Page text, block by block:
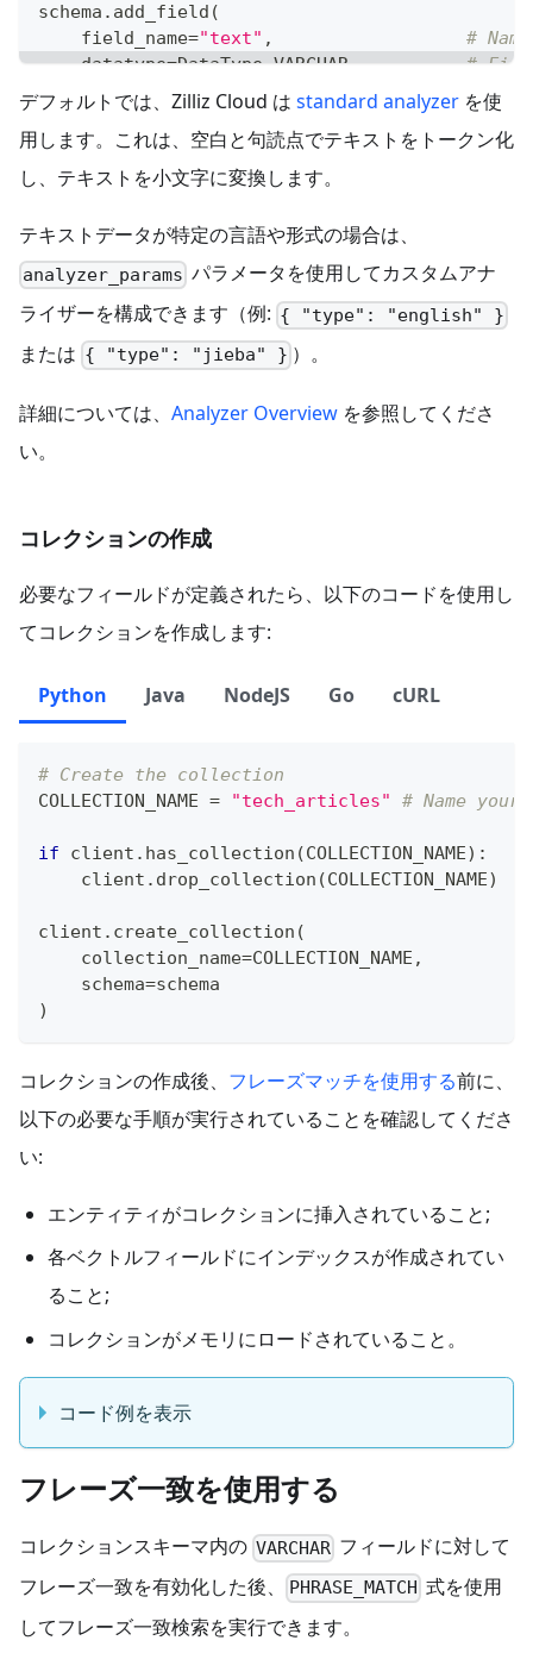
schema . add_field (
    field_name
="text" ,
#
    datatype
=DataType.VARCHAR,
#
    max_length
=1000
#
    enable_analyzer
True
#
    enable_match
=True,
#
# Optional: Use a custom analyzer for
# Add a vector field for embeddings
schema
add_field
    field_name
="embeddings",
    datatype
= DataType. FLOAT_VECTOR
)
デフォルトでは、Zilliz Cloud は standard analyzer を使
用します。これは、空白と句読点でテキストをトークン化
し、テキストを小文字に変換します。
テキストデータが特定の言語や形式の場合は、
analyzer_params パラメータを使用してカスタムアナ
ライザーを構成できます（例: { "type": "english" }
または { "type": "jieba" } ）。
詳細については、 Analyzer Overview を参照してくださ
い。
コレクションの作成
必要なフィールドが定義されたら、以下のコードを使用し
てコレクションを作成します:
Python Java NodeJS Go cURL
# Create the collection
COLLECTION_NAME = "tech_articles" # Name
if client . has_collection (COLLECTION_NAME) :
    client
. drop_collection (COLLECTION_NAME)
client . create_collection (
    collection_name
=COLLECTION_NAME ,
    schema
=schema
)
コレクションの作成後、 フレーズマッチを使用する前に、
以下の必要な手順が実行されていることを確認してくださ
い:
エンティティがコレクションに挿入されていること;
各ベクトルフィールドにインデックスが作成されてい
ること;
コレクションがメモリにロードされていること。
コード例を表示
フレーズ一致を使用する
コレクションスキーマ内の VARCHAR フィールドに対して
フレーズ一致を有効化した後、
PHRASE_MATCH 式を使用
してフレーズ一致検索を実行できます。